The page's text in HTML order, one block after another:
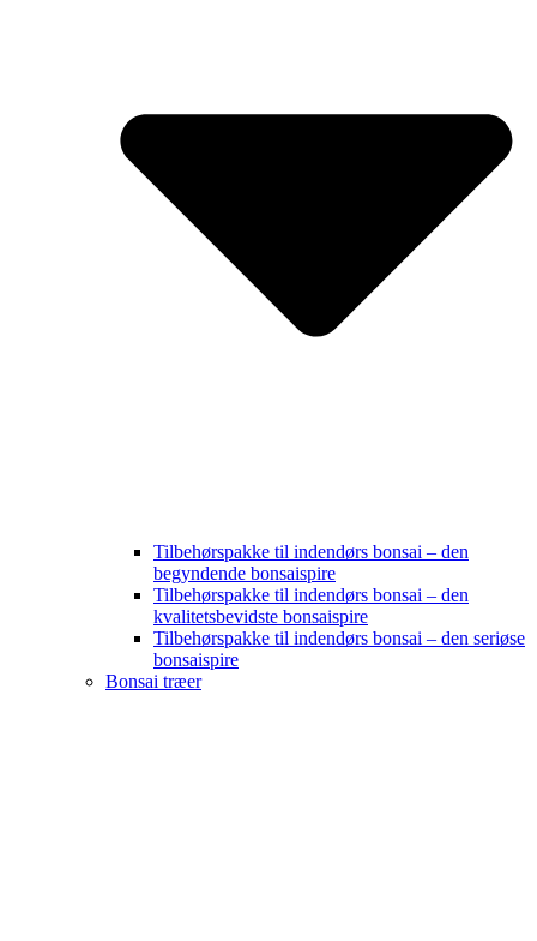
Tilbehørspakke til indendørs bonsai – den
begyndende bonsaispire
Tilbehørspakke til indendørs bonsai – den
kvalitetsbevidste bonsaispire
Tilbehørspakke til indendørs bonsai – den seriøse
bonsaispire
Bonsai træer